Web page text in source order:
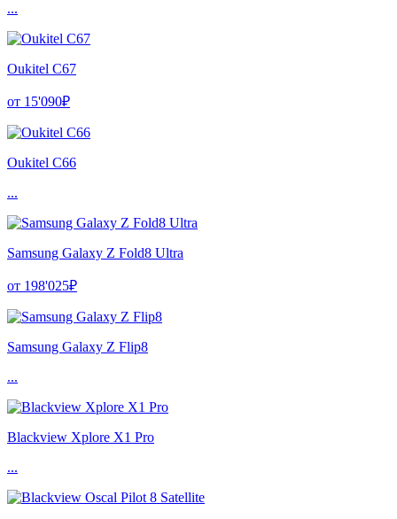
...
Oukitel C67
от 15'090₽
Oukitel C66
...
Samsung Galaxy Z Fold8 Ultra
от 198'025₽
Samsung Galaxy Z Flip8
...
Blackview Xplore X1 Pro
...